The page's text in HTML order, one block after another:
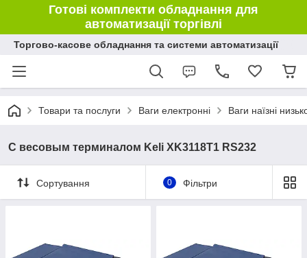
Готові комплекти обладнання для
автоматизації торгівлі
Торгово-касове обладнання та системи автоматизації
Товари та послуги Ваги електронні Ваги наїзні
С весовым терминалом Keli XK3118Т1 RS232
Сортування 0 Фільтри